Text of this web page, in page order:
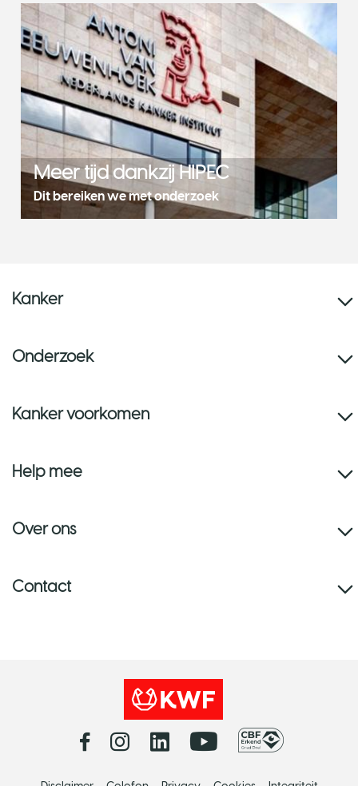
Meer tijd dankzij HIPEC
Dit bereiken we met onderzoek
Kanker
Onderzoek
Kanker voorkomen
Help mee
Over ons
Contact